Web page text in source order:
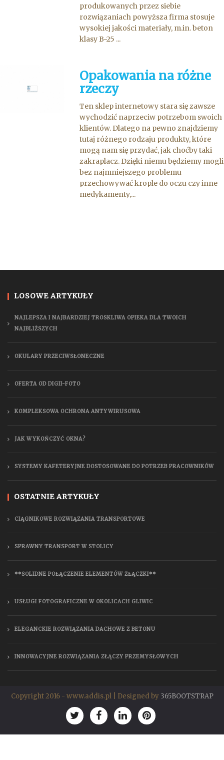
produkowanych przez siebie
rozwiązaniach powyższa firma stosuje
wysokiej jakości materiały, m.in. beton
klasy B-25 ...
Opakowania na różne
rzeczy
Ten sklep internetowy stara się zawsze
wychodzić naprzeciw potrzebom swoich
klientów. Dlatego na pewno znajdziemy
tutaj różnego rodzaju produkty, które
mogą nam się przydać, jak choćby taki
zakraplacz. Dzięki niemu będziemy mogli
bez najmniejszego problemu
przechowywać krople do oczu czy inne
medykamenty,...
LOSOWE ARTYKUŁY
NAJLEPSZA I NAJBARDZIEJ TROSKLIWA OPIEKA DLA TWOICH
NAJBLIŻSZYCH
OKULARY PRZECIWSŁONECZNE
OFERTA OD DIGII-FOTO
KOMPLEKSOWA OCHRONA ANTYWIRUSOWA
JAK WYKOŃCZYĆ OKNA?
SYSTEMY KAFETERYJNE DOSTOSOWANE DO POTRZEB PRACOWNIKÓW
OSTATNIE ARTYKUŁY
CIĄGNIKOWE ROZWIĄZANIA TRANSPORTOWE
SPRAWNY TRANSPORT W STOLICY
**SOLIDNE POŁĄCZENIE ELEMENTÓW ZŁĄCZKI**
USŁUGI FOTOGRAFICZNE W OKOLICACH GLIWIC
ELEGANCKIE ROZWIĄZANIA DACHOWE Z BETONU
INNOWACYJNE ROZWIĄZANIA ZŁĄCZY PRZEMYSŁOWYCH
Copyright 2016 - www.addis.pl | Designed by 365BOOTSTRAP